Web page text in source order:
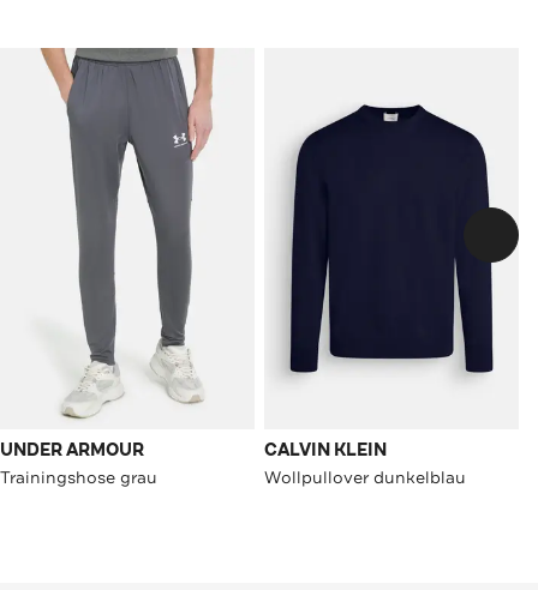
UNDER ARMOUR
Trainingshose grau
CALVIN KLEIN
Wollpullover dunkelblau